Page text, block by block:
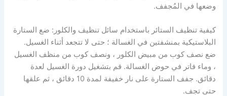
وضعها في المُجفف.
كيفية تنظيف الستائر باستخدام سائل تنظيف والكلور: ضع الستارة
البلاستيكية بمنشفتين في الغسالة ؛ حتى لا تتجعد أثناء الغسيل.
ضع نصف كوب من مبيض الكلور ، ونصف كوب من منظف الغسيل
، وماء فاتر في حوض الغسالة. قم بتشغيل دورة الغسيل لعدة
دقائق.
جفف الستارة على نار خفيفة لمدة 10 دقائق ، ثم علقها
حتى تجف.